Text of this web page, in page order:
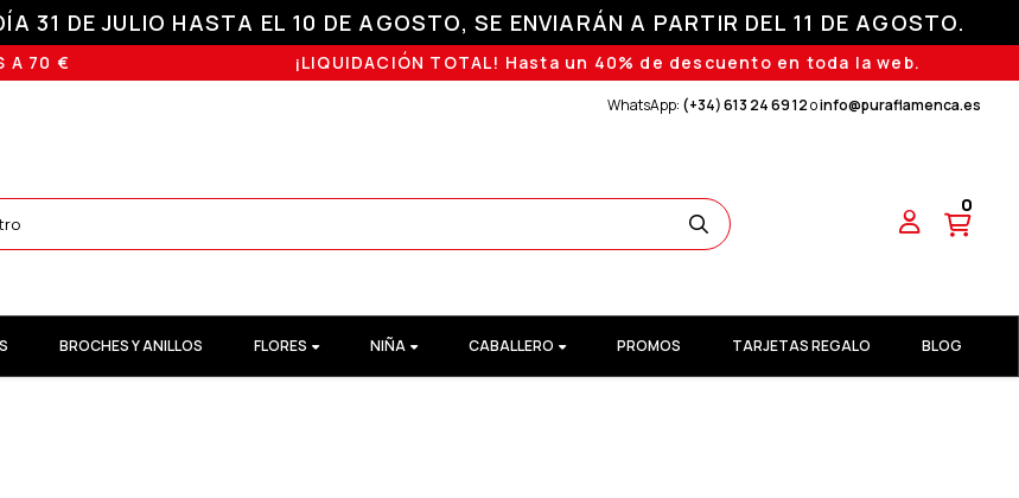
31 DE JULIO HASTA EL 10 DE AGOSTO, SE ENVIARÁN A PARTIR DEL 11 DE AGOSTO.
A 70 € ¡LIQUIDACIÓN TOTAL! Hasta un 40% de descuento en toda la web.
WhatsApp: (+34) 613 24 69 12oinfo@puraflamenca.es
0
BROCHES Y ANILLOS FLORES NIÑA CABALLERO PROMOS TARJETAS REGALO BLOG